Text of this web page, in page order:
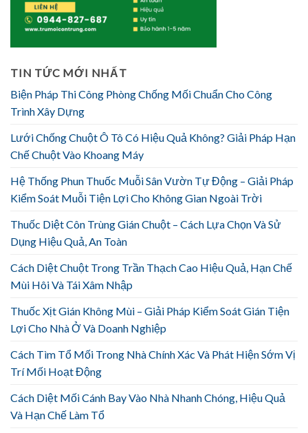
TIN TỨC MỚI NHẤT
Biện Pháp Thi Công Phòng Chống Mối Chuẩn Cho Công
Trình Xây Dựng
Lưới Chống Chuột Ô Tô Có Hiệu Quả Không? Giải Pháp Hạn
Chế Chuột Vào Khoang Máy
Hệ Thống Phun Thuốc Muỗi Sân Vườn Tự Động – Giải Pháp
Kiểm Soát Muỗi Tiện Lợi Cho Không Gian Ngoài Trời
Thuốc Diệt Côn Trùng Gián Chuột – Cách Lựa Chọn Và Sử
Dụng Hiệu Quả, An Toàn
Cách Diệt Chuột Trong Trần Thạch Cao Hiệu Quả, Hạn Chế
Mùi Hôi Và Tái Xâm Nhập
Thuốc Xịt Gián Không Mùi – Giải Pháp Kiểm Soát Gián Tiện
Lợi Cho Nhà Ở Và Doanh Nghiệp
Cách Tìm Tổ Mối Trong Nhà Chính Xác Và Phát Hiện Sớm Vị
Trí Mối Hoạt Động
Cách Diệt Mối Cánh Bay Vào Nhà Nhanh Chóng, Hiệu Quả
Và Hạn Chế Làm Tổ